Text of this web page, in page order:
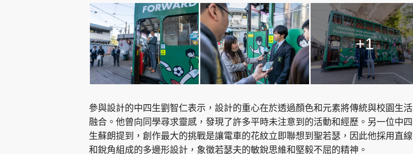
+1
參與設計的中四生劉智仁表示，設計的重心在於透過顏色和元素將傳統與校園生活
融合。他曾向同學尋求靈感，發現了許多平時未注意到的活動和經歷。另一位中四
生蘇朗提到，創作最大的挑戰是讓電車的花紋立即聯想到聖若瑟，因此他採用直線
和銳角組成的多邊形設計，象徵若瑟夫的敏銳思維和堅毅不屈的精神。